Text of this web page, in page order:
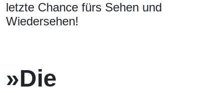
letzte Chance fürs Sehen und
Wiedersehen!
»Die